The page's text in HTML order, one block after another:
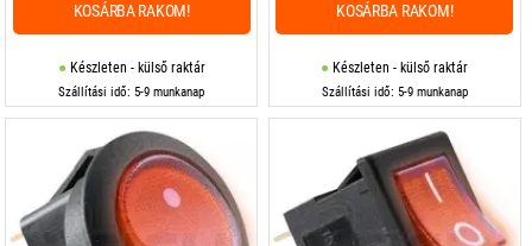
Készleten - külső raktár
Szállítási idő: 5-9 munkanap
KOSÁRBA RAKOM!
Készleten - külső raktár
Szállítási idő: 5-9 munkanap
KOSÁRBA RAKOM!